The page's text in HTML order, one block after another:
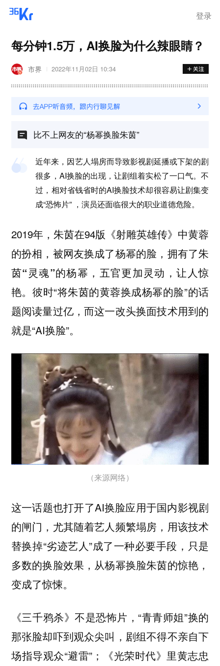
登录
每分钟1.5万，AI换脸为什么辣眼睛？
市界 2022年11月02日 10:34
比不上网友的“杨幂换脸朱茵”
近年来，因艺人塌房而导致影视剧延播或下架的剧
很多，AI换脸的出现，让剧组着实松了一口气。不
过，相对省钱省时的AI换脸技术却很容易让剧集变
成“恐怖片” ，演员还面临很大的职业道德危险。
2019年，朱茵在94版《射雕英雄传》中黄蓉
的扮相，被网友换成了杨幂的脸，拥有了朱
茵“灵魂”的杨幂，五官更加灵动，让人惊
艳。彼时“将朱茵的黄蓉换成杨幂的脸”的话
题阅读量过亿，而这一改头换面技术用到的
就是“AI换脸”。
（来源网络）
这一话题也打开了AI换脸应用于国内影视剧
的闸门，尤其随着艺人频繁塌房，用该技术
替换掉“劣迹艺人”成了一种必要手段，只是
多数的换脸效果，从杨幂换脸朱茵的惊艳，
变成了惊悚。
《三千鸦杀》不是恐怖片，“青青师姐”换的
那张脸却吓到观众尖叫，剧组不得不亲自下
场指导观众“避雷”；《光荣时代》里黄志忠